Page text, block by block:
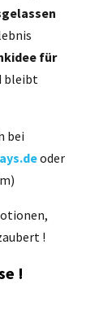
für
bleibt
bei
oder
!
!